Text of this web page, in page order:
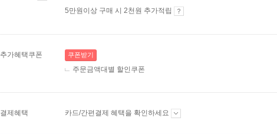
5만원이상 구매 시 2천원 추가적립
추가혜택쿠폰 쿠폰받기
주문금액대별 할인쿠폰
결제혜택 카드/간편결제 혜택을 확인하세요